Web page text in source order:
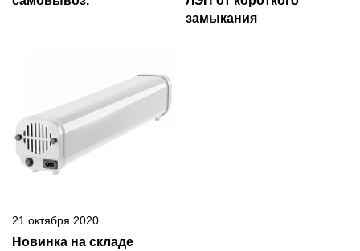
замыкания
21 октября 2020
Новинка на складе